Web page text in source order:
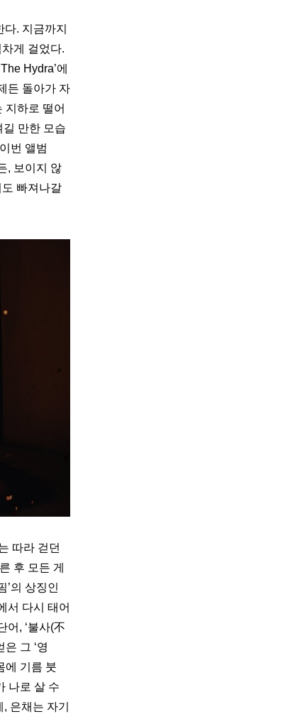
. 지금까지
게 걸었다.
Hydra’에
든 돌아가 자
지하로 떨어
길 만한 모습
번 앨범
, 보이지 않
빠져나갈
따라 걷던
후 모든 게
’의 상징인
서 다시 태어
어, ‘불사(不
그 ‘영
에 기름 붓
나로 살 수
은채는 자기